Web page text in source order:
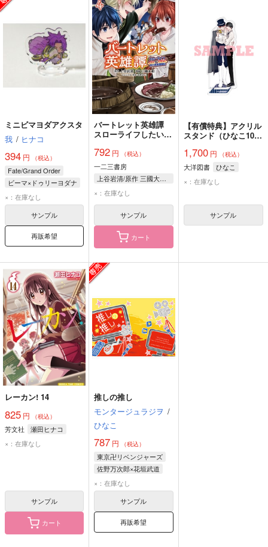
ミニビマヨダアクスタ
我 / ヒナコ
394 円 （税込）
Fate/Grand Order
ビーマ×ドゥリーヨダナ
ビーマ
ドゥリーヨダナ
×：在庫なし
サンプル
再販希望
バートレット英雄譚
スローライフしたいの
闘記 4
792 円 （税込）
一二三書房
上谷岩清/原作 三國大和/漫画 桧野ひなこ/キャラクター原案
×：在庫なし
サンプル
カート
【有償特典】アクリル
スタンド（ひなこ10周
PARTY NIGHT）
1,700円 （税込）
大洋図書
ひなこ
×：在庫なし
サンプル
レーカン! 14
825 円 （税込）
芳文社
瀬田ヒナコ
×：在庫なし
サンプル
カート
推しの推し
モンタージュラジヲ /
ひなこ
787 円 （税込）
東京卍リベンジャーズ
佐野万次郎×花垣武道
×：在庫なし
サンプル
再販希望